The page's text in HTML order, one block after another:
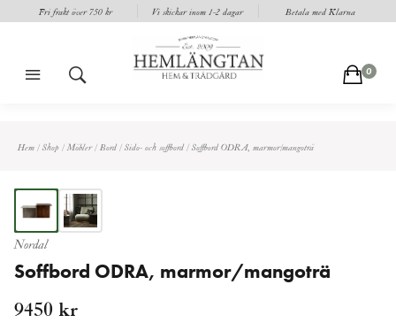
Fri frakt över 750 kr Vi skickar inom 1-2 dagar Betala med Klarna
m s c 0
Hem / Shop / Möbler/ Bord / Sido- och soffbord / Soffbord ODRA, marmor/mangoträ
Nordal
Soffbord ODRA, marmor/mangoträ
9450 kr